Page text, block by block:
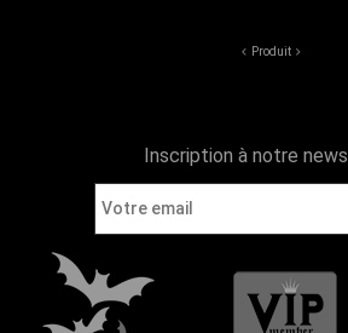
Produit
Inscription à notre